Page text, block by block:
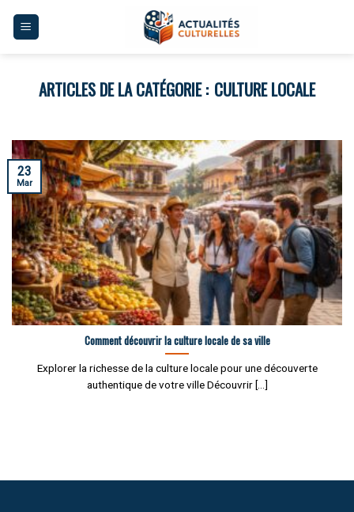
CULTURE LOCALE
Comment découvrir la culture locale de sa ville
Explorer la richesse de la culture locale pour une découverte
authentique de votre ville Découvrir [...]
23
Mar